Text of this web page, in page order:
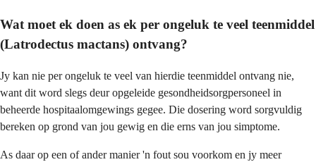
Wat moet ek doen as ek per ongeluk te veel teenmiddel
(Latrodectus mactans) ontvang?
Jy kan nie per ongeluk te veel van hierdie teenmiddel ontvang nie,
want dit word slegs deur opgeleide gesondheidsorgpersoneel in
beheerde hospitaalomgewings gegee. Die dosering word sorgvuldig
bereken op grond van jou gewig en die erns van jou simptome.
As daar op een of ander manier 'n fout sou voorkom en jy meer